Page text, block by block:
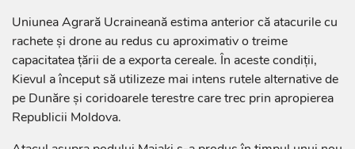
Uniunea Agrară Ucraineană estima anterior că atacurile cu
rachete și drone au redus cu aproximativ o treime
capacitatea țării de a exporta cereale. În aceste condiții,
Kievul a început să utilizeze mai intens rutele alternative de
pe Dunăre și coridoarele terestre care trec prin apropierea
Republicii Moldova.